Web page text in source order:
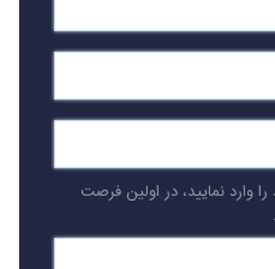
وارد نمایید، در اولین فرصت